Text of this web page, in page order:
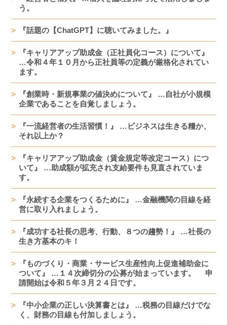
う。
『話題の【ChatGPT】に聴いてみました。』
『キャリアアップ助成金（正社員化コース）について』
…令和４年１０月から正社員等の定義が厳格化されてい
ます。
『創業時・新規事業の値決めについて』 …自社が小規模
企業であることを自覚しましょう。
『一流経営者の生活習慣！』 …ビジネスは生きる糧か、
それ以上か？
『キャリアアップ助成金（賃金規定等改定コース）につ
いて』 …助成額が拡充され支給要件も見直されていま
す。
『永続する企業をつくるために』 …金融機関の目線を経
営に取り入れましょう。
『成功する社長の思考、行動、８つの趨勢！』 …社長の
生き方基本のキ！
『ものづくり・商業・サービス生産性向上促進補助金に
ついて』 …１４次締切分の公募が始まっています。 申
請開始は令和５年３月２４日です。
『中小企業の正しい決算書とは』 …税務の目線だけでな
く、財務の目線も付加しましょう。